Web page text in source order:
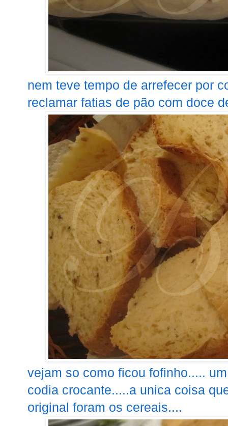
nem teve tempo de arrefecer por
reclamar fatias de pão com doce
vejam so como ficou fofinho.....
codia crocante.....a unica coisa
original foram os cereais....